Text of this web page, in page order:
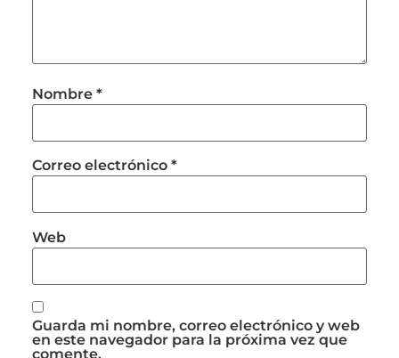
Nombre *
Correo electrónico *
Web
Guarda mi nombre, correo electrónico y web
en este navegador para la próxima vez que
comente.